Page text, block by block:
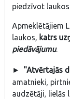
piedzīvot
Apmeklētājiem
laukos, katrs
piedāvājumu.
► "Atvērtajās
amatnieki,
audzētāji, lielās